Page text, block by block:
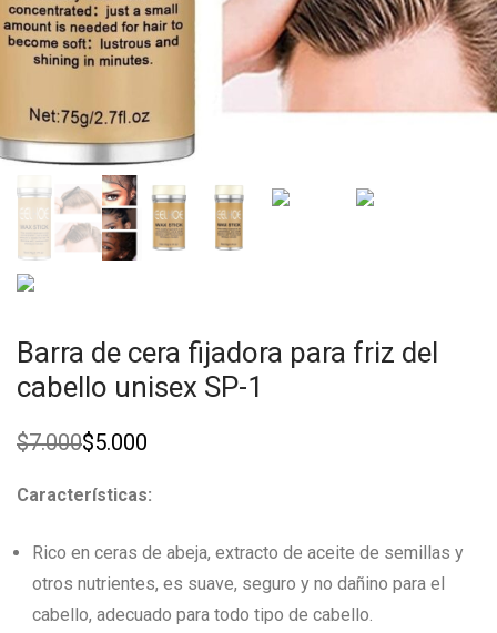
Barra de cera fijadora para friz del
cabello unisex SP-1
$7.000
Original
was:
$5.000
Current
is:
Características:
Rico en ceras de abeja, extracto de aceite de semillas y
otros nutrientes, es suave, seguro y no dañino para el
cabello, adecuado para todo tipo de cabello.